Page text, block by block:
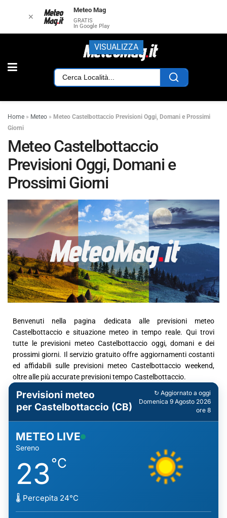
Home » Meteo » Meteo Castelbottaccio Previsioni Oggi, Domani e Prossimi
Giorni
Meteo Castelbottaccio
Previsioni Oggi, Domani e
Prossimi Giorni
Benvenuti nella pagina dedicata alle previsioni meteo
Castelbottaccio e situazione meteo in tempo reale. Qui trovi
tutte le previsioni meteo Castelbottaccio oggi, domani e dei
prossimi giorni. Il servizio gratuito offre aggiornamenti costanti
ed affidabili sulle previsioni meteo Castelbottaccio weekend,
oltre alle più accurate previsioni tempo Castelbottaccio.
Previsioni meteo
per Castelbottaccio (CB)
↻ Aggiornato a oggi
Domenica 9 Agosto 2026
ore 8
METEO LIVE
Sereno
23°C
🌡️ Percepita 24°C
✕
Meteo Mag
GRATIS
In Google Play
VISUALIZZA